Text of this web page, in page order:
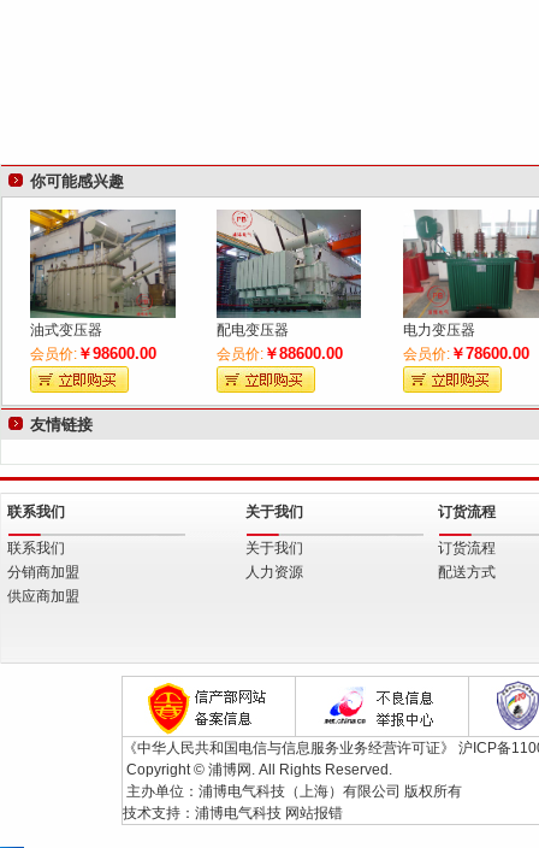
你可能感兴趣
油式变压器
会员价:￥98600.00
配电变压器
会员价:￥88600.00
电力变压器
会员价: ￥78600.00
友情链接
联系我们
联系我们
分销商加盟
供应商加盟
关于我们
关于我们
人力资源
订货流程
订货流程
配送方式
《中华人民共和国电信与信息服务业务经营许可证》 沪ICP备
Copyright © 浦博网. All Rights Reserved.
主办单位：浦博电气科技（上海）有限公司 版权所有
技术支持： 浦博电气科技 网站报错